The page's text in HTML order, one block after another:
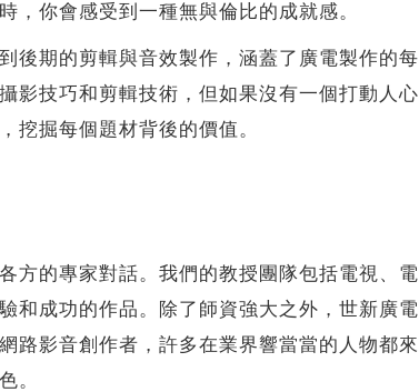
，你會感受到一種無與倫比的成就感。
期的剪輯與音效製作，涵蓋了廣電製作的每
影技巧和剪輯技術，但如果沒有一個打動人心
挖掘每個題材背後的價值。
的專家對話。我們的教授團隊包括電視、電
和成功的作品。除了師資強大之外，世新廣電
路影音創作者，許多在業界響當當的人物都來
。